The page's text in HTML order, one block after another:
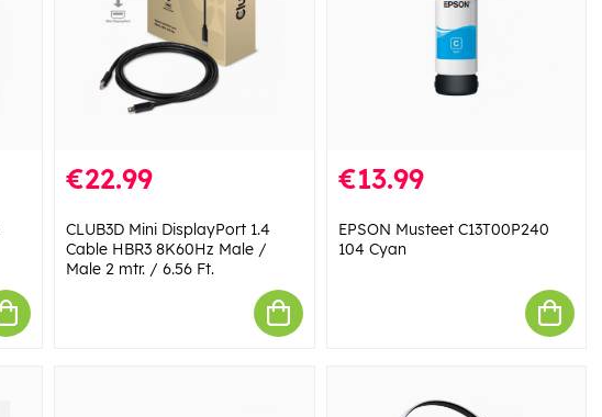
€22.99
CLUB3D Mini DisplayPort 1.4
Cable HBR3 8K60Hz Male /
Male 2 mtr. / 6.56 Ft.
€13.99
EPSON Musteet C13T00P240
104 Cyan